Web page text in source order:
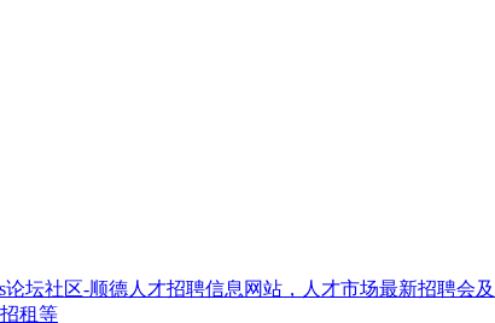
坛社区-顺德人才招聘信息网站，人才市场最新招聘会
租等